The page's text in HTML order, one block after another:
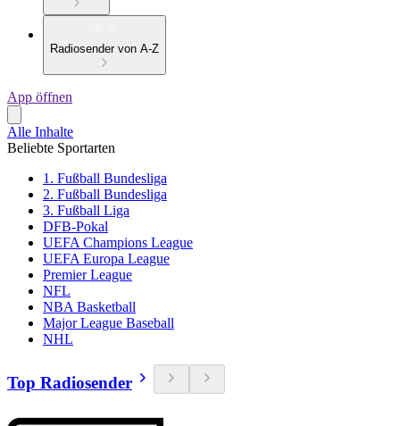
Radiosender von A-Z
App öffnen
Alle Inhalte
Beliebte Sportarten
1. Fußball Bundesliga
2. Fußball Bundesliga
3. Fußball Liga
DFB-Pokal
UEFA Champions League
UEFA Europa League
Premier League
NFL
NBA Basketball
Major League Baseball
NHL
Top Radiosender